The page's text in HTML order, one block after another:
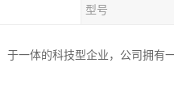
型号
一体的科技型企业，公司拥有